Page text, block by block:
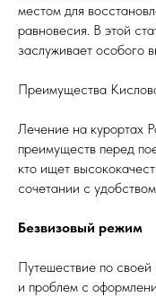
местом для
равновесия. В этой
заслуживает особого
Преимущества
Лечение на курортах
преимуществ перед
кто ищет
сочетании с
Безвизовый режим
Путешествие по своей
и проблем с